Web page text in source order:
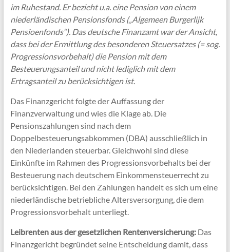
im Ruhestand. Er bezieht u.a. eine Pension von einem
niederländischen Pensionsfonds („Algemeen Burgerlijk
Pensioenfonds“). Das deutsche Finanzamt war der Ansicht,
dass bei der Ermittlung des besonderen Steuersatzes (= sog.
Progressionsvorbehalt) die Pension mit dem
Besteuerungsanteil und nicht lediglich mit dem
Ertragsanteil zu berücksichtigen ist.
Das Finanzgericht folgte der Auffassung der
Finanzverwaltung und wies die Klage ab. Die
Pensionszahlungen sind nach dem
Doppelbesteuerungsabkommen (DBA) ausschließlich in
den Niederlanden steuerbar. Gleichwohl sind diese
Einkünfte im Rahmen des Progressionsvorbehalts bei der
Besteuerung nach deutschem Einkommensteuerrecht zu
berücksichtigen. Bei den Zahlungen handelt es sich um eine
niederländische betriebliche Altersversorgung, die dem
Progressionsvorbehalt unterliegt.
Leibrenten aus der gesetzlichen Rentenversicherung:Das
Finanzgericht begründet seine Entscheidung damit, dass